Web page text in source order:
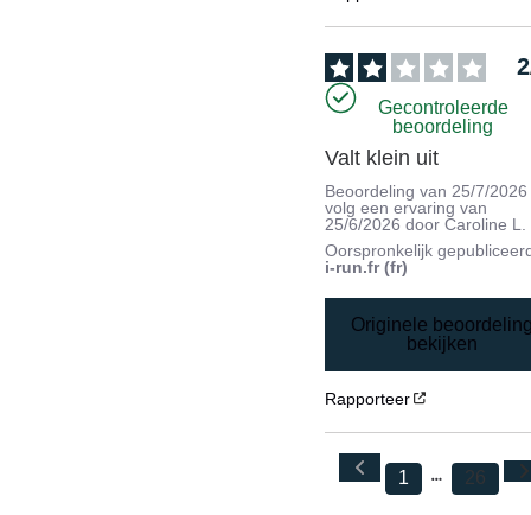
2
Gecontroleerde
beoordeling
Valt klein uit
Beoordeling van25/7/2026
volg een ervaring van
25/6/2026 doorCaroline L.
Oorspronkelijk
i-run.fr (fr)
Originele
bekijken
Rapporteer
1 26